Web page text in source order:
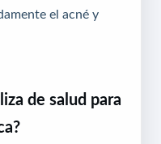
el acné y
de salud para